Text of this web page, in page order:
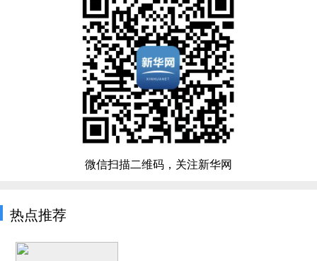
微信扫描二维码，关注新华网
热点推荐